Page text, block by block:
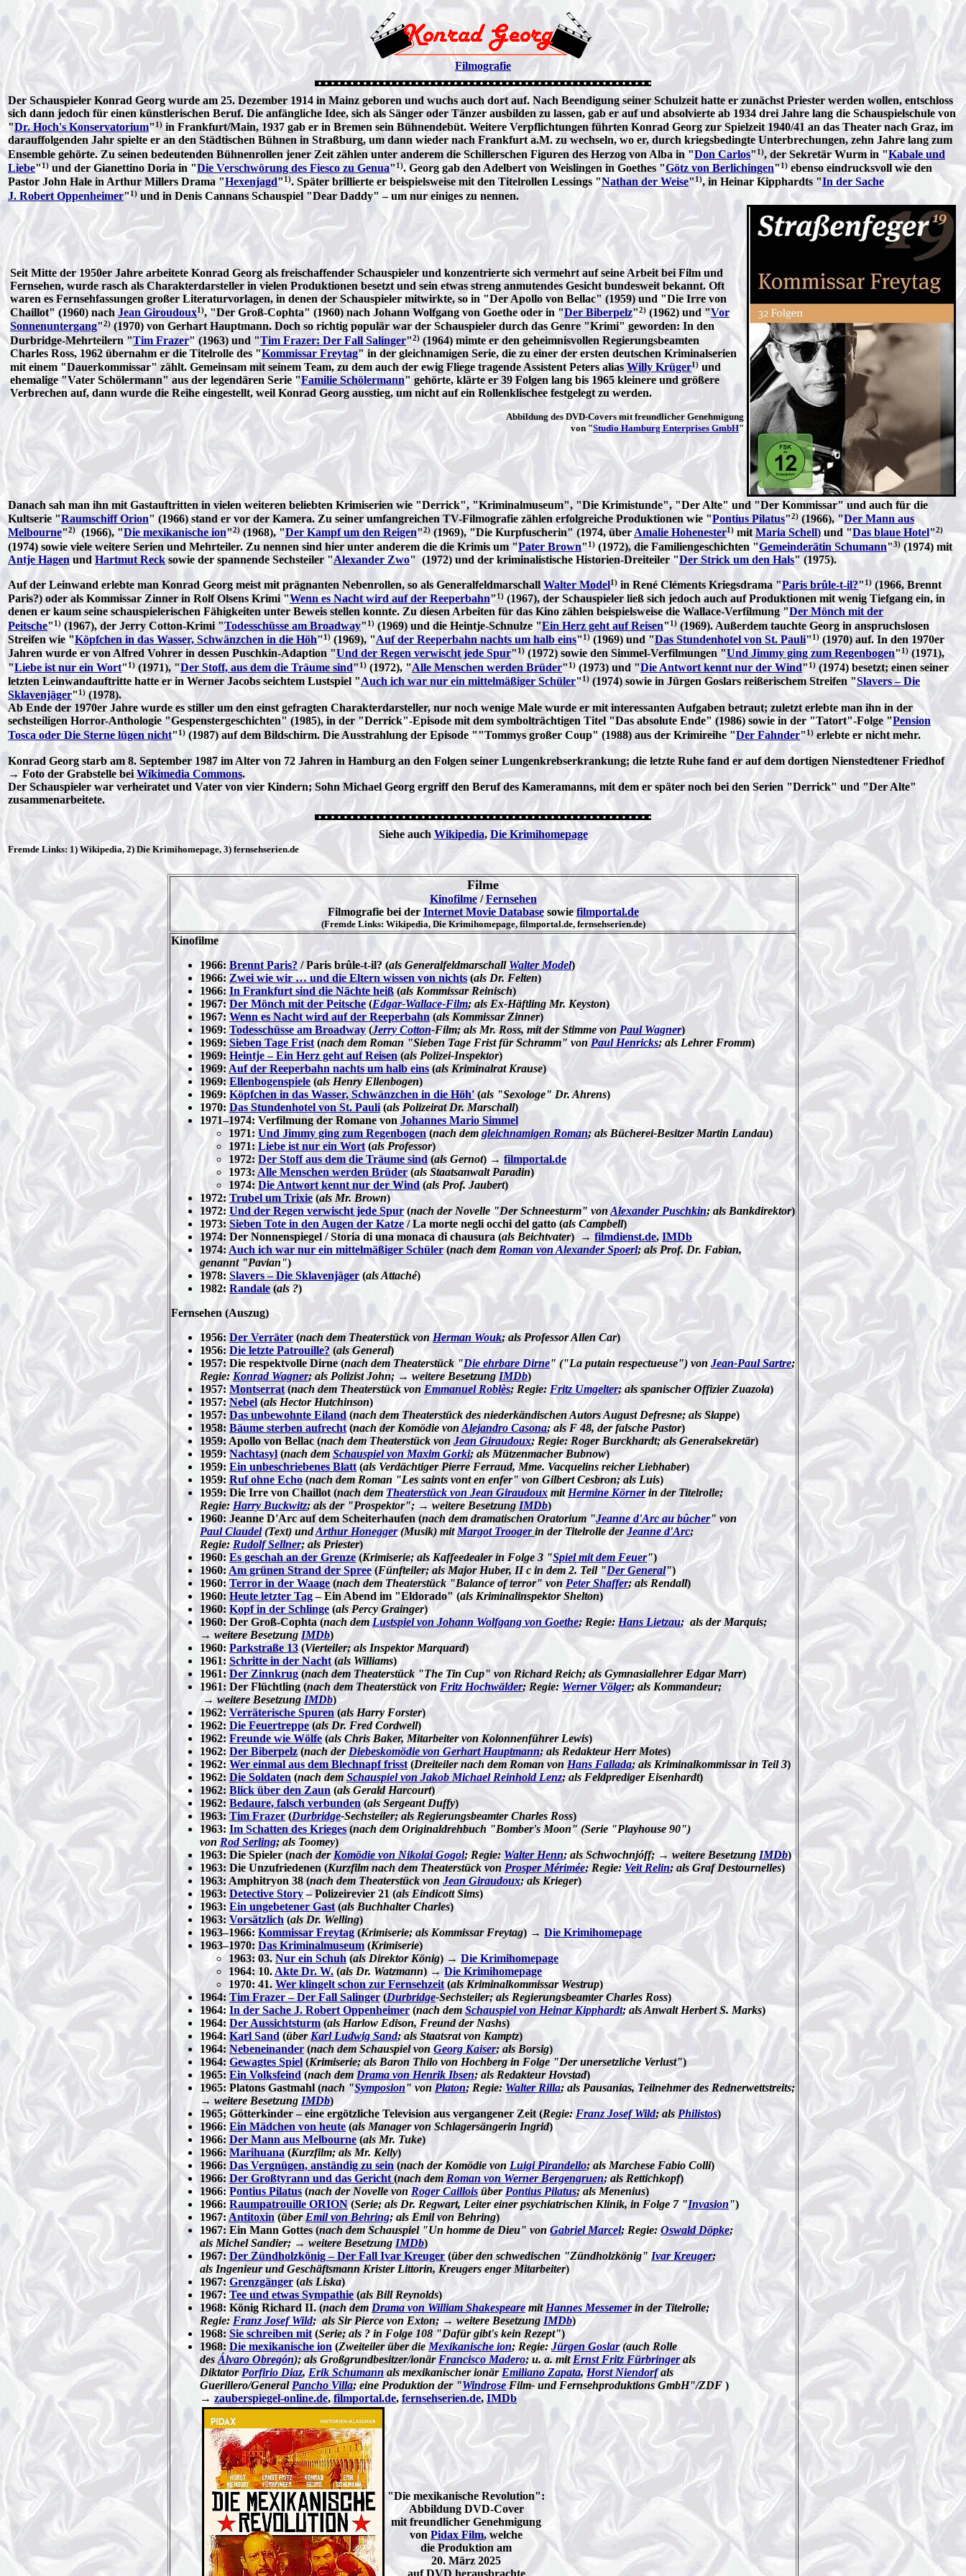
Filmografie
Der Schauspieler Konrad Georg wurde am 25. Dezember 1914 in Mainz geboren und wuchs auch dort auf. Nach Beendigung seiner Schulzeit hatte er zunächst Priester werden wollen, entschloss
sich dann jedoch für einen künstlerischen Beruf. Die anfängliche Idee, sich als Sänger oder Tänzer ausbilden zu lassen, gab er auf und absolvierte ab 1934 drei Jahre lang die Schauspielschule von
"Dr. Hoch's Konservatorium"1) in Frankfurt/Main, 1937 gab er in Bremen sein Bühnendebüt. Weitere Verpflichtungen führten Konrad Georg zur Spielzeit 1940/41 an das Theater nach Graz, im
darauffolgenden Jahr spielte er an den Städtischen Bühnen in Straßburg, um dann wieder nach Frankfurt a.M. zu wechseln, wo er, durch kriegsbedingte Unterbrechungen, zehn Jahre lang zum
Ensemble gehörte. Zu seinen bedeutenden Bühnenrollen jener Zeit zählen unter anderem die Schillerschen Figuren des Herzog von Alba in "Don Carlos" 1), der Sekretär Wurm in "Kabale und
Liebe"1)und der Gianettino Doria in "Die Verschwörung des Fiesco zu Genua" 1). Georg gab den Adelbert von Weislingen in Goethes "Götz von Berlichingen"1)ebenso eindrucksvoll wie den
Pastor John Hale in Arthur Millers Drama "Hexenjagd"1). Später brillierte er beispielsweise mit den Titelrollen Lessings "Nathan der Weise"1), in Heinar Kipphardts "In der Sache
J. Robert Oppenheimer" 1) und in Denis Cannans Schauspiel "Dear Daddy" – um nur einiges zu nennen.
Seit Mitte der 1950er Jahre arbeitete Konrad Georg als freischaffender Schauspieler und konzentrierte sich vermehrt auf seine Arbeit bei Film und
Fernsehen, wurde rasch als Charakterdarsteller in vielen Produktionen besetzt und sein etwas streng anmutendes Gesicht bundesweit bekannt. Oft
waren es Fernsehfassungen großer Literaturvorlagen, in denen der Schauspieler mitwirkte, so in "Der Apollo von Bellac" (1959) und "Die Irre von
Chaillot" (1960) nach Jean Giroudoux1), "Der Groß-Cophta" (1960) nach Johann Wolfgang von Goethe oder in "Der Biberpelz"2) (1962) und "Vor
Sonnenuntergang"2) (1970) von Gerhart Hauptmann. Doch so richtig populär war der Schauspieler durch das Genre "Krimi" geworden: In den
Durbridge-Mehrteilern "Tim Frazer" (1963) und "Tim Frazer: Der Fall Salinger"2) (1964) mimte er den geheimnisvollen Regierungsbeamten
Charles Ross, 1962 übernahm er die Titelrolle des "Kommissar Freytag" in der gleichnamigen Serie, die zu einer der ersten deutschen Kriminalserien
mit einem "Dauerkommissar" zählt. Gemeinsam mit seinem Team, zu dem auch der ewig Fliege tragende Assistent Peters alias Willy Krüger1) und
ehemalige "Vater Schölermann" aus der legendären Serie "Familie Schölermann" gehörte, klärte er 39 Folgen lang bis 1965 kleinere und größere
Verbrechen auf, dann wurde die Reihe eingestellt, weil Konrad Georg ausstieg, um nicht auf ein Rollenklischee festgelegt zu werden.
Abbildung des DVD-Covers mit freundlicher Genehmigung
von "Studio Hamburg Enterprises GmbH"
Danach sah man ihn mit Gastauftritten in vielen weiteren beliebten Krimiserien wie "Derrick", "Kriminalmuseum", "Die Krimistunde", "Der Alte" und "Der Kommissar" und auch für die
Kultserie "Raumschiff Orion" (1966) stand er vor der Kamera. Zu seiner umfangreichen TV-Filmografie zählen erfolgreiche Produktionen wie "Pontius Pilatus"2) (1966), "Der Mann aus
Melbourne"2) (1966), "Die mexikanische ion"2) (1968), "Der Kampf um den Reigen"2) (1969), "Die Kurpfuscherin" (1974, über Amalie Hohenester1) mit Maria Schell)und "Das blaue Hotel"2)
(1974) sowie viele weitere Serien und Mehrteiler. Zu nennen sind hier unter anderem die die Krimis um "Pater Brown" 1) (1972), die Familiengeschichten "Gemeinderätin Schumann"3) (1974) mit
Antje Hagen undHartmut Recksowie der spannende Sechsteiler "Alexander Zwo" (1972) und der kriminalistische Historien-Dreiteiler "Der Strick um den Hals" (1975).
Auf der Leinwand erlebte man Konrad Georg meist mit prägnanten Nebenrollen, so als Generalfeldmarschall Walter Model1)in René Cléments Kriegsdrama "Paris brûle-t-il?" 1)(1966, Brennt
Paris?) oder als Kommissar Zinner in Rolf Olsens Krimi "Wenn es Nacht wird auf der Reeperbahn"1)(1967), der Schauspieler ließ sich jedoch auch auf Produktionen mit wenig Tiefgang ein, in
denen er kaum seine schauspielerischen Fähigkeiten unter Beweis stellen konnte. Zu diesen Arbeiten für das Kino zählen beispielsweise die Wallace-Verfilmung "Der Mönch mit der
Peitsche" 1) (1967), der Jerry Cotton-Krimi "Todesschüsse am Broadway" 1) (1969) und die Heintje-Schnulze "Ein Herz geht auf Reisen" 1) (1969). Außerdem tauchte Georg in anspruchslosen
Streifen wie "Köpfchen in das Wasser, Schwänzchen in die Höh"1)(1969), "Auf der Reeperbahn nachts um halb eins" 1) (1969) und "Das Stundenhotel von St. Pauli"1)(1970) auf. In den 1970er
Jahren wurde er von Alfred Vohrer in dessen Puschkin-Adaption "Und der Regen verwischt jede Spur" 1) (1972) sowie den Simmel-Verfilmungen "Und Jimmy ging zum Regenbogen" 1) (1971),
"Liebe ist nur ein Wort" 1)(1971), "Der Stoff, aus dem die Träume sind" 1) (1972), "Alle Menschen werden Brüder" 1) (1973) und "Die Antwort kennt nur der Wind" 1) (1974) besetzt; einen seiner
letzten Leinwandauftritte hatte er in Werner Jacobs seichtem Lustspiel "Auch ich war nur ein mittelmäßiger Schüler"1) (1974) sowie in Jürgen Goslars reißerischem Streifen "Slavers – Die
Sklavenjäger" 1) (1978).
Ab Ende der 1970er Jahre wurde es stiller um den einst gefragten Charakterdarsteller, nur noch wenige Male wurde er mit interessanten Aufgaben betraut; zuletzt erlebte man ihn in der
sechsteiligen Horror-Anthologie "Gespenstergeschichten" (1985), in der "Derrick"-Episode mit dem symbolträchtigen Titel "Das absolute Ende" (1986) sowie in der "Tatort"-Folge "Pension
Tosca oder Die Sterne lügen nicht" 1) (1987) auf dem Bildschirm. Die Ausstrahlung der Episode ""Tommys großer Coup" (1988) aus der Krimireihe "Der Fahnder"1) erlebte er nicht mehr.
Konrad Georg starb am 8. September 1987 im Alter von 72 Jahren in Hamburg an den Folgen seiner Lungenkrebserkrankung; die letzte Ruhe fand er auf dem dortigen Nienstedtener Friedhof
→ Foto der Grabstelle beiWikimedia Commons.
Der Schauspieler war verheiratet und Vater von vier Kindern; Sohn Michael Georg ergriff den Beruf des Kameramanns, mit dem er später noch bei den Serien "Derrick" und "Der Alte"
zusammenarbeitete.
Siehe auch Wikipedia, Die Krimihomepage
Fremde Links: 1) Wikipedia, 2) Die Krimihomepage, 3) fernsehserien.de
Filme
Kinofilme/Fernsehen
Filmografie bei der Internet Movie Databasesowiefilmportal.de
(Fremde Links: Wikipedia, Die Krimihomepage, filmportal.de, fernsehserien.de)
Kinofilme
1966: Brennt Paris? / Paris brûle-t-il? (als GeneralfeldmarschallWalter Model)
1966: Zwei wie wir … und die Eltern wissen von nichts(als Dr. Felten)
1966: In Frankfurt sind die Nächte heiß(als Kommissar Reinisch)
1967: Der Mönch mit der Peitsche (Edgar-Wallace-Film; als Ex-Häftling Mr. Keyston)
1967: Wenn es Nacht wird auf der Reeperbahn (als Kommissar Zinner)
1969:Todesschüsse am Broadway (Jerry Cotton-Film; als Mr. Ross, mit der Stimme von Paul Wagner)
1969: Sieben Tage Frist (nach dem Roman "Sieben Tage Frist für Schramm" vonPaul Henricks; als Lehrer Fromm)
1969: Heintje – Ein Herz geht auf Reisen (als Polizei-Inspektor)
1969: Auf der Reeperbahn nachts um halb eins (als Kriminalrat Krause)
1969: Ellenbogenspiele (als Henry Ellenbogen)
1969: Köpfchen in das Wasser, Schwänzchen in die Höh' (als "Sexologe" Dr. Ahrens)
1970: Das Stundenhotel von St. Pauli (als Polizeirat Dr. Marschall)
1971–1974: Verfilmung der Romane von Johannes Mario Simmel
1971: Und Jimmy ging zum Regenbogen (nach dem gleichnamigen Roman; als Bücherei-Besitzer Martin Landau)
1971:Liebe ist nur ein Wort (als Professor)
1972: Der Stoff aus dem die Träume sind(als Gernot) → filmportal.de
1973: Alle Menschen werden Brüder (als Staatsanwalt Paradin)
1974: Die Antwort kennt nur der Wind (als Prof. Jaubert)
1972: Trubel um Trixie(als Mr. Brown)
1972:Und der Regen verwischt jede Spur (nach der Novelle "Der Schneesturm" vonAlexander Puschkin; als Bankdirektor)
1973: Sieben Tote in den Augen der Katze/ La morte negli occhi del gatto (als Campbell)
1974: Der Nonnenspiegel / Storia di una monaca di chausura (als Beichtvater) → filmdienst.de, IMDb
1974: Auch ich war nur ein mittelmäßiger Schüler(nach demRoman von Alexander Spoerl; als Prof. Dr. Fabian,
genannt "Pavian")
1978: Slavers – Die Sklavenjäger (als Attaché)
1982: Randale (als ?)
Fernsehen (Auszug)
1956: Der Verräter (nach dem Theaterstück vonHerman Wouk; als Professor Allen Car)
1956: Die letzte Patrouille? (als General)
1957: Die respektvolle Dirne (nach dem Theaterstück "Die ehrbare Dirne" ("La putain respectueuse") vonJean-Paul Sartre;
Regie: Konrad Wagner; als Polizist John; → weitere Besetzung IMDb)
1957: Montserrat (nach dem Theaterstück von Emmanuel Roblès; Regie: Fritz Umgelter; als spanischer Offizier Zuazola)
1957:Nebel (als Hector Hutchinson)
1957: Das unbewohnte Eiland (nach dem Theaterstück des niederkändischen Autors August Defresne; als Slappe)
1958: Bäume sterben aufrecht(nach der Komödie von Alejandro Casona; als F 48, der falsche Pastor)
1959: Apollo von Bellac (nach dem Theaterstück von Jean Giraudoux; Regie: Roger Burckhardt; als Generalsekretär)
1959:Nachtasyl (nach dem Schauspiel von Maxim Gorki; als Mützenmacher Bubnow)
1959: Ein unbeschriebenes Blatt (als Verdächtiger Pierre Ferraud, Mme. Vacquelins reicher Liebhaber)
1959: Ruf ohne Echo (nach dem Roman "Les saints vont en enfer" von Gilbert Cesbron; als Luis)
1959: Die Irre von Chaillot (nach dem Theaterstück von Jean Giraudoux mit Hermine Körnerin der Titelrolle;
Regie: Harry Buckwitz; als der "Prospektor"; → weitere Besetzung IMDb)
1960: Jeanne D'Arc auf dem Scheiterhaufen (nach dem dramatischen Oratorium "Jeanne d'Arc au bûcher" von
Paul Claudel(Text) undArthur Honegger(Musik) mit Margot Troogerin der Titelrolle derJeanne d'Arc;
Regie: Rudolf Sellner; als Priester)
1960: Es geschah an der Grenze (Krimiserie; als Kaffeedealer in Folge 3 "Spiel mit dem Feuer")
1960: Am grünen Strand der Spree (Fünfteiler; als Major Huber, II c in dem 2. Teil "Der General")
1960:Terror in der Waage (nach dem Theaterstück "Balance of terror" von Peter Shaffer; als Rendall)
1960: Heute letzter Tag– Ein Abend im "Eldorado" (als Kriminalinspektor Shelton)
1960: Kopf in der Schlinge (als Percy Grainger)
1960: Der Groß-Cophta (nach demLustspiel von Johann Wolfgang von Goethe; Regie: Hans Lietzau; als der Marquis;
→ weitere Besetzung IMDb)
1960: Parkstraße 13 (Vierteiler; als Inspektor Marquard)
1961: Schritte in der Nacht(als Williams)
1961: Der Zinnkrug (nach dem Theaterstück "The Tin Cup" von Richard Reich; als Gymnasiallehrer Edgar Marr)
1961: Der Flüchtling (nach dem Theaterstück von Fritz Hochwälder; Regie: Werner Völger; als Kommandeur;
→ weitere Besetzung IMDb)
1962: Verräterische Spuren (als Harry Forster)
1962: Die Feuertreppe (als Dr. Fred Cordwell)
1962: Freunde wie Wölfe (als Chris Baker, Mitarbeiter von Kolonnenführer Lewis)
1962: Der Biberpelz (nach der Diebeskomödie von Gerhart Hauptmann; als Redakteur Herr Motes)
1962:Wer einmal aus dem Blechnapf frisst (Dreiteiler nach dem Roman von Hans Fallada; als Kriminalkommissar in Teil 3)
1962: Die Soldaten (nach dem Schauspiel von Jakob Michael Reinhold Lenz; als Feldprediger Eisenhardt)
1962: Blick über den Zaun (als Gerald Harcourt)
1962: Bedaure, falsch verbunden (als Sergeant Duffy)
1963: Tim Frazer (Durbridge-Sechsteiler; als Regierungsbeamter Charles Ross)
1963: Im Schatten des Krieges (nach dem Originaldrehbuch "Bomber's Moon" (Serie "Playhouse 90")
vonRod Serling; als Toomey)
1963: Die Spieler (nach der Komödie von Nikolai Gogol; Regie: Walter Henn; als Schwochnjóff; → weitere Besetzung IMDb)
1963: Die Unzufriedenen (Kurzfilm nach dem Theaterstück von Prosper Mérimée; Regie: Veit Relin; als Graf Destournelles)
1963: Amphitryon 38 (nach dem Theaterstück von Jean Giraudoux; als Krieger)
1963: Detective Story– Polizeirevier 21 (als Eindicott Sims)
1963: Ein ungebetener Gast (als Buchhalter Charles)
1963: Vorsätzlich (als Dr. Welling)
1963–1966:Kommissar Freytag (Krimiserie; als Kommissar Freytag) → Die Krimihomepage
1963–1970: Das Kriminalmuseum (Krimiserie)
1963: 03. Nur ein Schuh (als Direktor König) → Die Krimihomepage
1964: 10. Akte Dr. W. (als Dr. Watzmann) → Die Krimihomepage
1970: 41. Wer klingelt schon zur Fernsehzeit(als Kriminalkommissar Westrup)
1964: Tim Frazer – Der Fall Salinger (Durbridge-Sechsteiler; als Regierungsbeamter Charles Ross)
1964: In der Sache J. Robert Oppenheimer (nach demSchauspiel von Heinar Kipphardt; als Anwalt Herbert S. Marks)
1964: Der Aussichtsturm (als Harlow Edison, Freund der Nashs)
1964: Karl Sand (überKarl Ludwig Sand; als Staatsrat von Kamptz)
1964: Nebeneinander (nach dem Schauspiel vonGeorg Kaiser; als Borsig)
1964: Gewagtes Spiel (Krimiserie; als Baron Thilo von Hochberg in Folge "Der unersetzliche Verlust")
1965: Ein Volksfeind(nach dem Drama von Henrik Ibsen; als Redakteur Hovstad)
1965: Platons Gastmahl (nach "Symposion" von Platon; Regie: Walter Rilla; als Pausanias, Teilnehmer des Rednerwettstreits;
→ weitere Besetzung IMDb)
1965; Götterkinder – eine ergötzliche Television aus vergangener Zeit (Regie:Franz Josef Wild; als Philistos)
1966: Ein Mädchen von heute (als Manager von Schlagersängerin Ingrid)
1966: Der Mann aus Melbourne (als Mr. Tuke)
1966: Marihuana (Kurzfilm; als Mr. Kelly)
1966: Das Vergnügen, anständig zu sein (nach der Komödie von Luigi Pirandello; als Marchese Fabio Colli)
1966: Der Großtyrann und das Gericht (nach dem Roman von Werner Bergengruen; als Rettichkopf)
1966:Pontius Pilatus (nach der Novelle vonRoger Caillois über Pontius Pilatus; als Menenius)
1966: Raumpatrouille ORION (Serie; als Dr. Regwart, Leiter einer psychiatrischen Klinik, in Folge 7 "Invasion")
1967:Antitoxin(überEmil von Behring; als Emil von Behring)
1967: Ein Mann Gottes (nach dem Schauspiel "Un homme de Dieu" von Gabriel Marcel; Regie: Oswald Döpke;
als Michel Sandier; → weitere Besetzung IMDb)
1967: Der Zündholzkönig – Der Fall Ivar Kreuger(über den schwedischen "Zündholzkönig" Ivar Kreuger;
als Ingenieur und Geschäftsmann Krister Littorin, Kreugers enger Mitarbeiter)
1967: Grenzgänger (als Liska)
1967: Tee und etwas Sympathie (als Bill Reynolds)
1968: König Richard II. (nach dem Drama von William Shakespeare mit Hannes Messemerin der Titelrolle;
Regie: Franz Josef Wild; als Sir Pierce von Exton; → weitere Besetzung IMDb)
1968: Sie schreiben mit (Serie; als ? in Folge 108 "Dafür gibt's kein Rezept")
1968: Die mexikanische ion (Zweiteiler über dieMexikanische ion; Regie: Jürgen Goslar(auch Rolle
des Álvaro Obregón); als Großgrundbesitzer/ionär Francisco Madero; u. a. mit Ernst Fritz Fürbringerals
Diktator Porfirio Diaz, Erik Schumann als mexikanischer ionär Emiliano Zapata,Horst Niendorfals
Guerillero/General Pancho Villa; eine Produktion der "Windrose Film- und Fernsehproduktions GmbH"/ZDF )
→ zauberspiegel-online.de,filmportal.de,fernsehserien.de, IMDb
"Die mexikanische Revolution":
Abbildung DVD-Cover
mit freundlicher Genehmigung
von Pidax Film, welche
die Produktion am
20. März 2025
auf DVD herausbrachte